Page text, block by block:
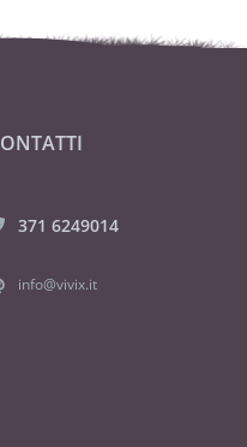
371 6249014
info@vivix.it